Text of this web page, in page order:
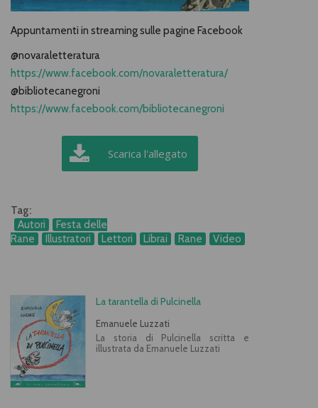
Appuntamenti in streaming sulle pagine Facebook
@novaraletteratura
https://www.facebook.com/novaraletteratura/
@bibliotecanegroni
https://www.facebook.com/bibliotecanegroni
Scarica l'allegato
Tag:
Autori
Festa delle
Rane
Illustratori Lettori Librai Rane Video
La tarantella di Pulcinella
Emanuele Luzzati
La storia di Pulcinella scritta e
illustrata da Emanuele Luzzati